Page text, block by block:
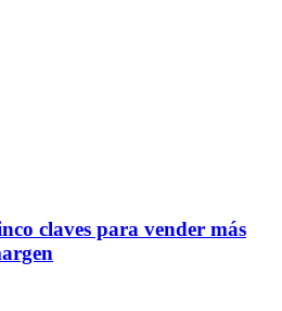
claves para vender más